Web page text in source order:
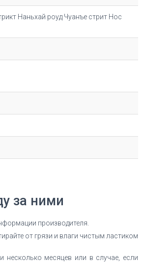
Наньхай роуд Чуанъе стрит Нос
за ними
производителя.
от грязи и влаги чистым ластиком
несколько месяцев или в случае, если